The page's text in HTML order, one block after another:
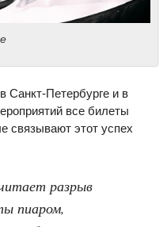
Санкт-Петербурге и в
все билеты
связывают этот успех
разрыв
пиаром,